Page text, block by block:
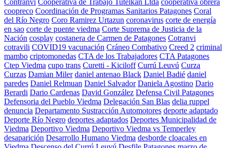
Contranvi Cooperativa de Trabajo Tutelkan Ltda cooperativa obrera
coopreco Coordinación de Programas Sanitarios Patagones Coral
del Río Negro Coro Ramirez Urtazun coronavirus corte de energía
en sao corte de puente viedma Corte Suprema de Justicia de la
Nación cosplay costanera de Carmen de Patagones Cotranvi
cotravili COVID19 vacunación Cráneo Combativo Creed 2 criminal
mambo criptomonedas CTA de los Trabajadores CTA Patagones
Ctep Viedma cupo trans Curetti - Kiciloff Currú Leuvú Curza
Curzas Damian Miler daniel antenao Black Daniel Badié daniel
paredes Daniel Relmuan Daniel Salvador Daniela Agostino Dario
Berardi Dario Cardenas David González Defensa Civil Patagones
Defensoria del Pueblo Viedma Delegación San Blas delia ruppel
denuncia Departamento Sustracción Automotores deporte adaptado
Deporte Río Negro deportes adaptados Deportes Municipalidad de
Viedma Deportivo Viedma Deportivo Viedma vs Temperley
desaparición Desarrollo Humano Viedma desborde cloacales en